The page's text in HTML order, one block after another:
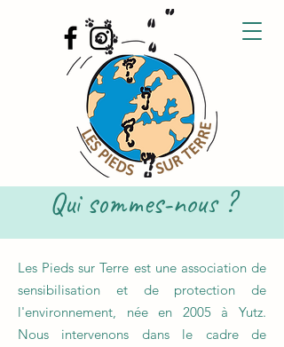
Qui sommes-nous ?
Les Pieds sur Terre est une association de
sensibilisation et de protection de
l'environnement, née en 2005 à Yutz.
Nous intervenons dans le cadre de